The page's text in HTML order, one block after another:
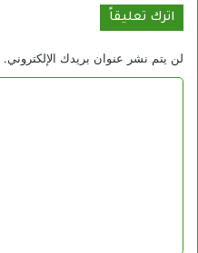
اترك تعليقاً
لن يتم نشر عنوان بريدك الإلكتروني.